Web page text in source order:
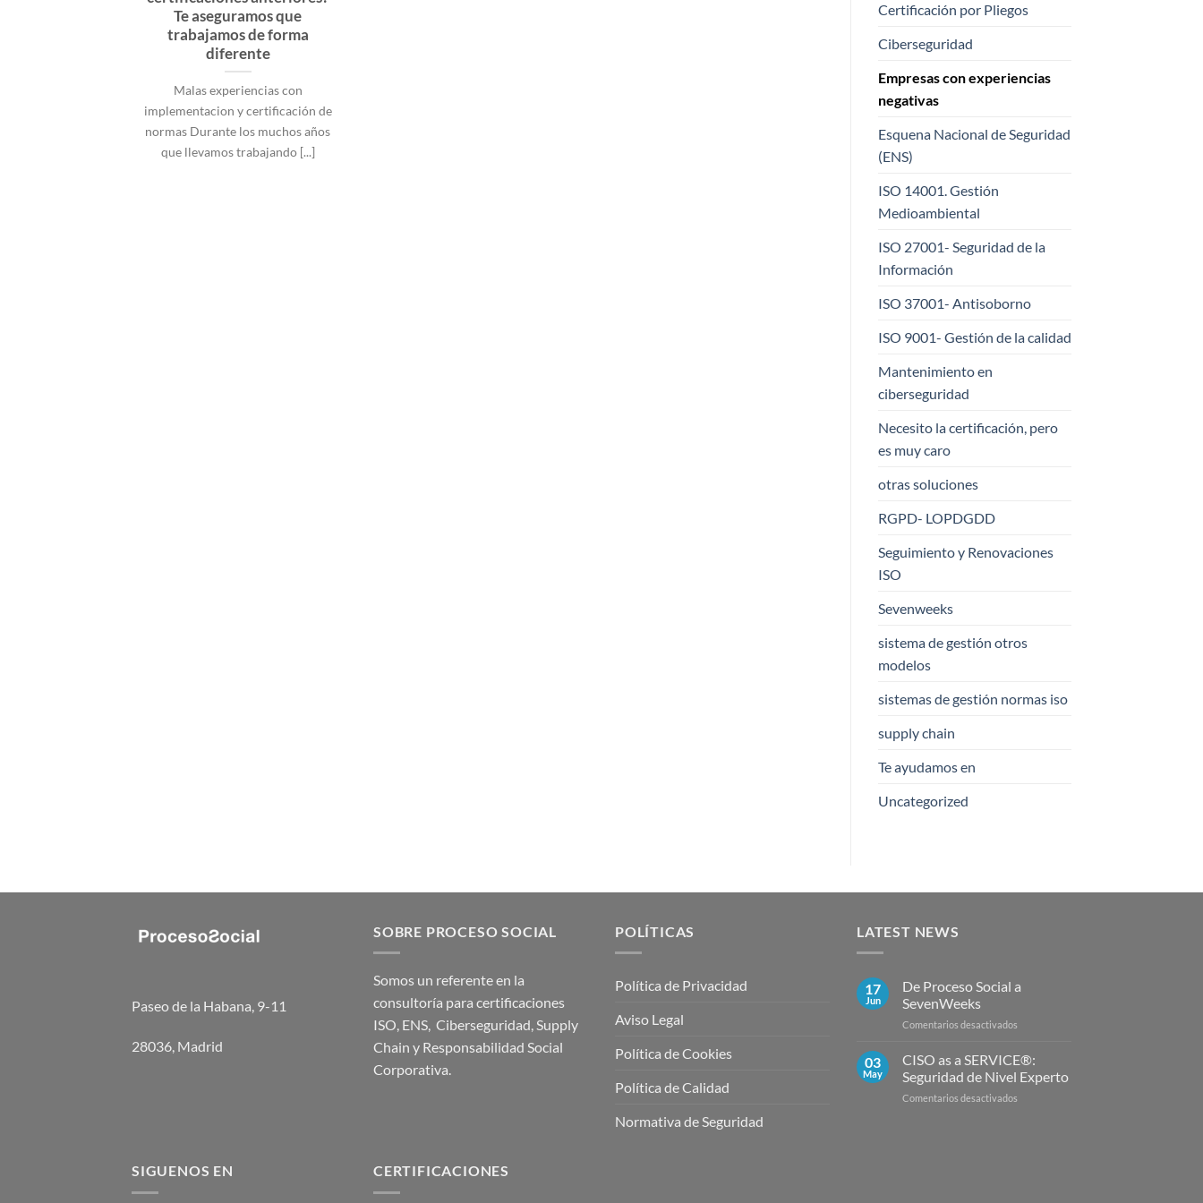
Te aseguramos que
trabajamos de forma
diferente
Malas experiencias con
implementacion y certificación de
normas Durante los muchos años
que llevamos trabajando [...]
Certificación por Pliegos
Ciberseguridad
Empresas con experiencias
negativas
Esquena Nacional de Seguridad
(ENS)
ISO 14001. Gestión
Medioambiental
ISO 27001- Seguridad de la
Información
ISO 37001- Antisoborno
ISO 9001- Gestión de la calidad
Mantenimiento en
ciberseguridad
Necesito la certificación, pero
es muy caro
otras soluciones
RGPD- LOPDGDD
Seguimiento y Renovaciones
ISO
Sevenweeks
sistema de gestión otros
modelos
sistemas de gestión normas iso
supply chain
Te ayudamos en
Uncategorized
Paseo de la Habana, 9-11
28036, Madrid
SOBRE PROCESO SOCIAL
Somos un referente en la
consultoría para certificaciones
ISO, ENS, Ciberseguridad, Supply
Chain y Responsabilidad Social
Corporativa.
POLÍTICAS
Política de Privacidad
Aviso Legal
Política de Cookies
Política de Calidad
Normativa de Seguridad
LATEST NEWS
17
Jun
De Proceso Social a
SevenWeeks
Comentarios desactivados
Proceso
a
03
May
CISO as a SERVICE®:
Seguridad de Nivel Experto
Comentarios desactivados
SIGUENOS EN CERTIFICACIONES